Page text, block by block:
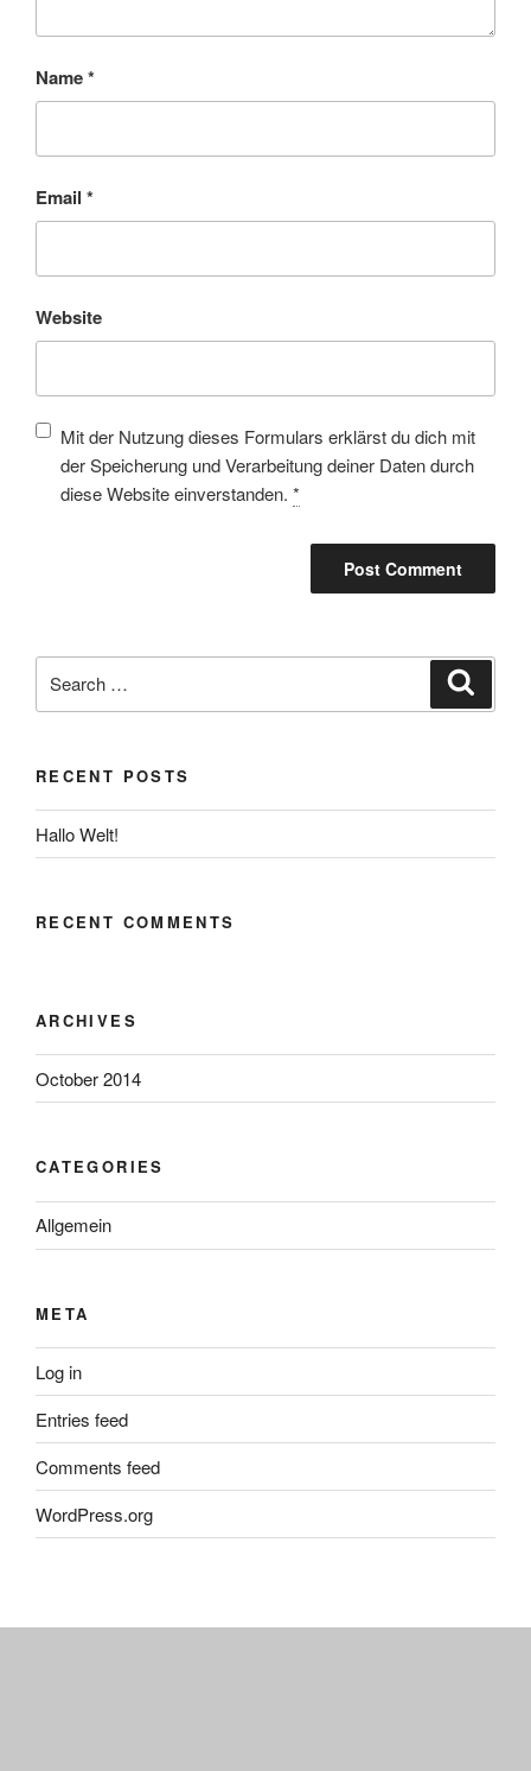
Name*
Email *
Website
Mit der Nutzung dieses Formulars erklärst du dich mit
der Speicherung und Verarbeitung deiner Daten durch
diese Website einverstanden. *
RECENT POSTS
Hallo Welt!
RECENT COMMENTS
ARCHIVES
October 2014
CATEGORIES
Allgemein
META
Log in
Entries feed
Comments feed
WordPress.org